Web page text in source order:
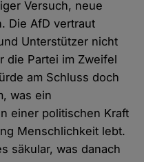
Versuch, neue
Die AfD vertraut
Unterstützer nicht
die Partei im Zweifel
am Schluss doch
was ein
einer politischen Kraft
Menschlichkeit lebt.
säkular, was danach